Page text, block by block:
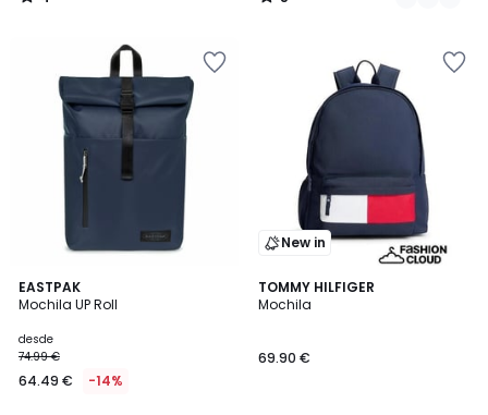
/
/
EASTPAK
Mochila UP Roll
desde
74.99 €
64.49 € -14%
5
/
3
Colores
New in
TOMMY HILFIGER
Mochila
69.90 €